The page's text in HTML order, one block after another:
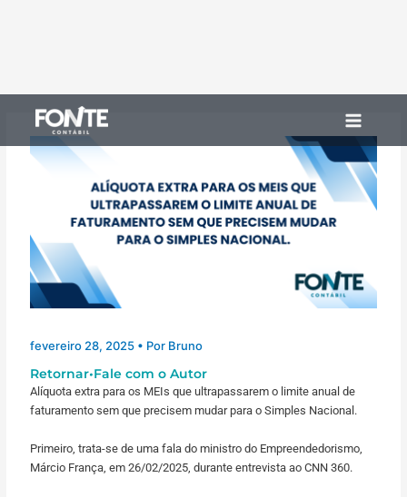
conteúdo
Main
Menu
fevereiro 28, 2025 • Por Bruno
Retornar•Fale com o Autor
Alíquota extra para os MEIs que ultrapassarem o limite anual de
faturamento sem que precisem mudar para o Simples Nacional.
Primeiro, trata-se de uma fala do ministro do Empreendedorismo,
Márcio França, em 26/02/2025, durante entrevista ao CNN 360.